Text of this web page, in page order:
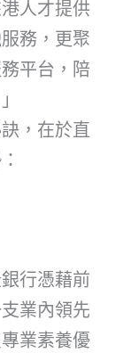
人才提供
務，更聚
平台，陪
，在於直
行憑藉前
業內領先
業素養優